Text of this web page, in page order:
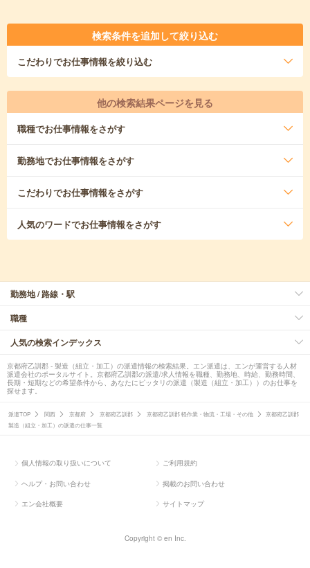
検索条件を追加して絞り込む
こだわりでお仕事情報を絞り込む
他の検索結果ページを見る
職種でお仕事情報をさがす
勤務地でお仕事情報をさがす
こだわりでお仕事情報をさがす
人気のワードでお仕事情報をさがす
勤務地 / 路線・駅
職種
人気の検索インデックス
京都府乙訓郡 - 製造（組立・加工）の派遣情報の検索結果。エン派遣は、エンが運営する人材
派遣会社のポータルサイト。京都府乙訓郡の派遣/求人情報を職種、勤務地、時給、勤務時間、
長期・短期などの希望条件から、あなたにピッタリの派遣（製造（組立・加工））のお仕事を
探せます。
派遣TOP 関西 京都府 京都府乙訓郡 京都府乙訓郡 軽作業・物流・工場・その他
京都府乙訓郡
製造（組立・加工）の派遣の仕事一覧
個人情報の取り扱いについて ご利用規約
ヘルプ・お問い合わせ 掲載のお問い合わせ
エン会社概要 サイトマップ
Copyright © en Inc.